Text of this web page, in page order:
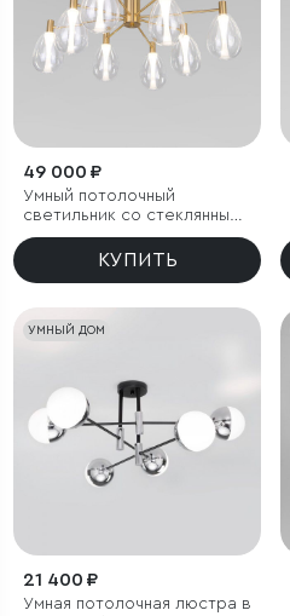
49 000 ₽
Умный потолочный
светильник со стеклянными
плафонами
КУПИТЬ
УМНЫЙ ДОМ
21 400 ₽
Умная потолочная люстра в